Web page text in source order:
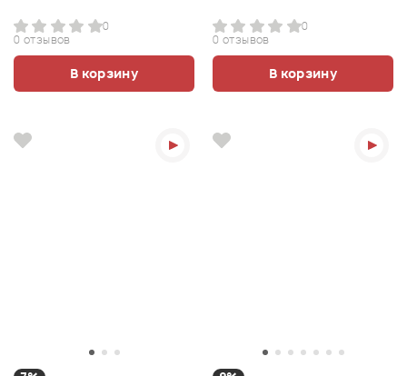
0
0 отзывов
В корзину
0
0 отзывов
В корзину